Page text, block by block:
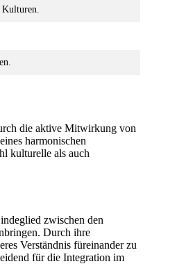
Kulturen.
die aktive Mitwirkung von
harmonischen
kulturelle als auch
zwischen den
Durch ihre
Verständnis füreinander zu
für die Integration im